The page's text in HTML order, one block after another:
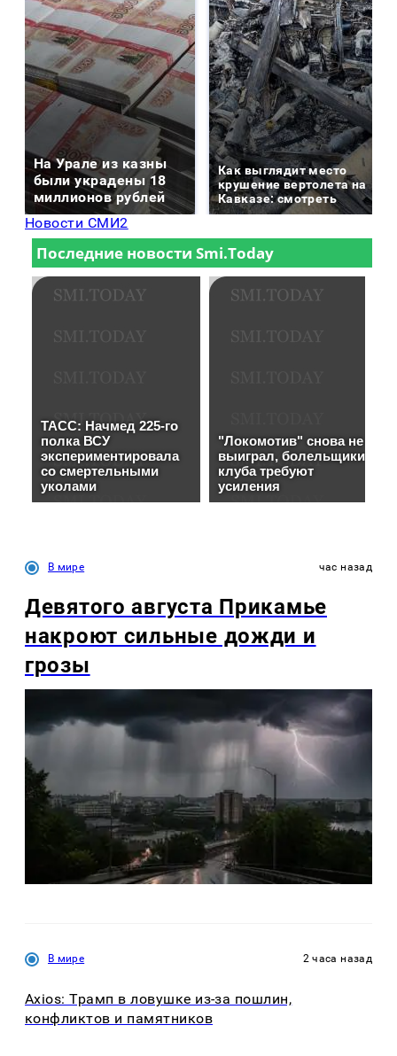
На Урале из казны
были украдены 18
миллионов рублей
Как выглядит место
крушение вертолета на
Кавказе: смотреть
Новости СМИ2
В мире час назад
Девятого августа Прикамье
накроют сильные дожди и
грозы
В мире 2 часа назад
Axios: Трамп в ловушке из-за пошлин,
конфликтов и памятников